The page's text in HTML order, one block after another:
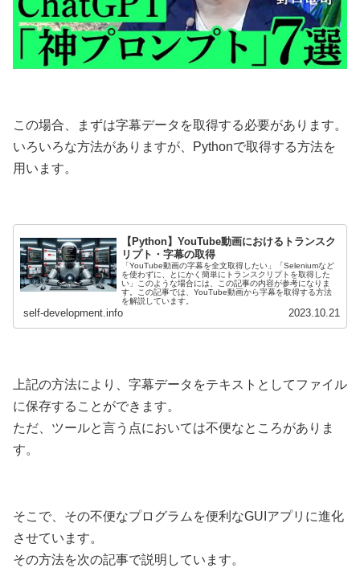
この場合、まずは字幕データを取得する必要があります。
いろいろな方法がありますが、Pythonで取得する方法を
用います。
【Python】YouTube動画におけるトランスク
リプト・字幕の取得
「YouTube動画の字幕を全文取得したい」「Seleniumなど
を使わずに、とにかく簡単にトランスクリプトを取得した
い」このような場合には、この記事の内容が参考になりま
す。この記事では、YouTube動画から字幕を取得する方法
を解説しています。
self-development.info 2023.10.21
上記の方法により、字幕データをテキストとしてファイル
に保存することができます。
ただ、ツールと言う点においては不便なところがありま
す。
そこで、その不便なプログラムを便利なGUIアプリに進化
させています。
その方法を次の記事で説明しています。